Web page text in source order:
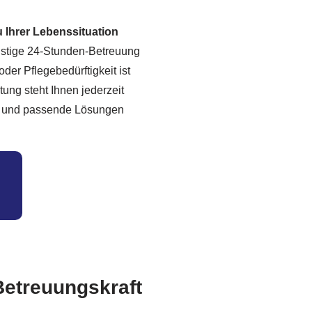
Ihrer Lebenssituation
24-Stunden-Betreuung
Pflegebedürftigkeit ist
steht Ihnen jederzeit
passende Lösungen